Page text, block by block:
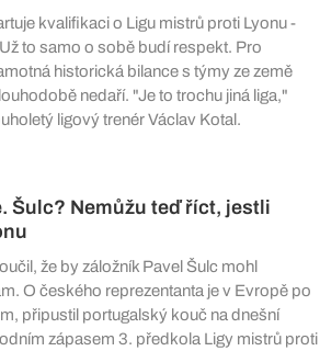
kvalifikaci o Ligu mistrů proti Lyonu -
to samo o sobě budí respekt. Pro
historická bilance s týmy ze země
nedaří. "Je to trochu jiná liga,"
ligový trenér Václav Kotal.
Šulc? Nemůžu teď říct, jestli
že by záložník Pavel Šulc mohl
O českého reprezentanta je v Evropě po
připustil portugalský kouč na dnešní
zápasem 3. předkola Ligy mistrů proti